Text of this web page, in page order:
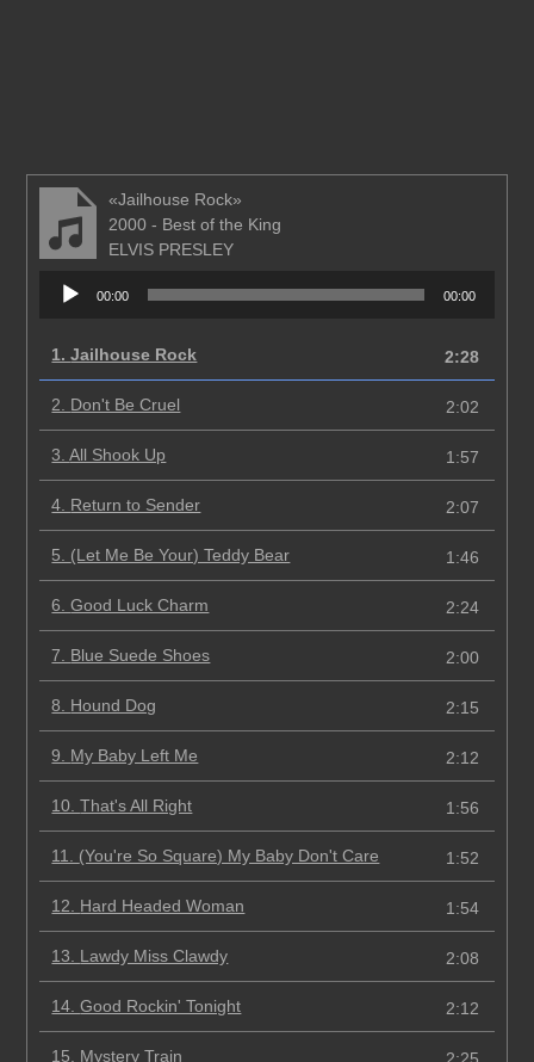
«Jailhouse Rock»
2000 - Best of the King
ELVIS PRESLEY
Аудиоплеер
00:00 00:00
1.Jailhouse Rock 2:28
2. Don't Be Cruel 2:02
3.All Shook Up 1:57
4. Return to Sender 2:07
5. (Let Me Be Your) Teddy Bear 1:46
6.Good Luck Charm 2:24
7. Blue Suede Shoes 2:00
8. Hound Dog 2:15
9. My Baby Left Me 2:12
10.That's All Right 1:56
11. (You're So Square) My Baby Don't Care 1:52
12. Hard Headed Woman 1:54
13. Lawdy Miss Clawdy 2:08
14.Good Rockin' Tonight 2:12
15. Mystery Train